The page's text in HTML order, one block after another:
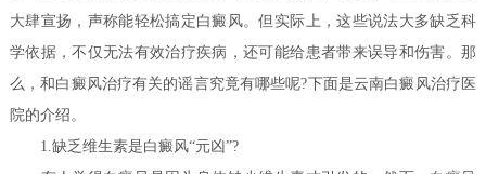
大肆宣扬，声称能轻松搞定白癜风。但实际上，这些说法大多缺乏科
学依据，不仅无法有效治疗疾病，还可能给患者带来误导和伤害。那
么，和白癜风治疗有关的谣言究竟有哪些呢?下面是云南白癜风治疗医
院的介绍。
1.缺乏维生素是白癜风“元凶”?